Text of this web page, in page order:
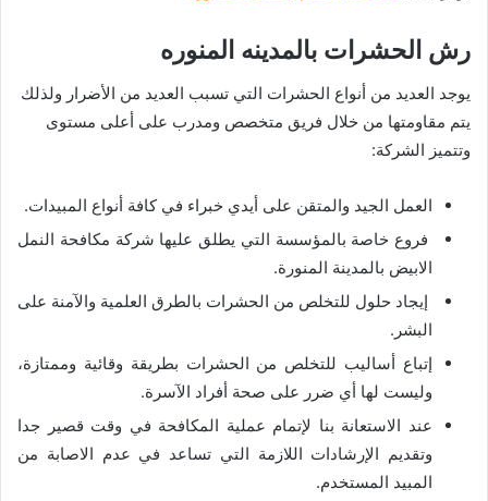
رش الحشرات بالمدينه المنوره
يوجد العديد من أنواع الحشرات التي تسبب العديد من الأضرار ولذلك
يتم مقاومتها من خلال فريق متخصص ومدرب على أعلى مستوى
وتتميز الشركة:
العمل الجيد والمتقن على أيدي خبراء في كافة أنواع المبيدات.
فروع خاصة بالمؤسسة التي يطلق عليها شركة مكافحة النمل
الابيض بالمدينة المنورة.
إيجاد حلول للتخلص من الحشرات بالطرق العلمية والآمنة على
البشر.
إتباع أساليب للتخلص من الحشرات بطريقة وقائية وممتازة،
وليست لها أي ضرر على صحة أفراد الآسرة.
عند الاستعانة بنا لإتمام عملية المكافحة في وقت قصير جدا
وتقديم الإرشادات اللازمة التي تساعد في عدم الاصابة من
المبيد المستخدم.